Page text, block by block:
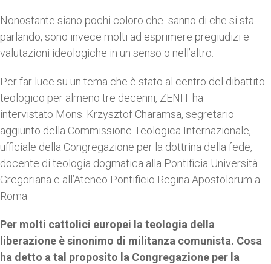
Nonostante siano pochi coloro che sanno di che si sta
parlando, sono invece molti ad esprimere pregiudizi e
valutazioni ideologiche in un senso o nell’altro.
Per far luce su un tema che è stato al centro del dibattito
teologico per almeno tre decenni, ZENIT ha
intervistato Mons. Krzysztof Charamsa, segretario
aggiunto della Commissione Teologica Internazionale,
ufficiale della Congregazione per la dottrina della fede,
docente di teologia dogmatica alla Pontificia Università
Gregoriana e all’Ateneo Pontificio Regina Apostolorum a
Roma
Per molti cattolici europei la teologia della
liberazione è sinonimo di militanza comunista. Cosa
ha detto a tal proposito la Congregazione per la